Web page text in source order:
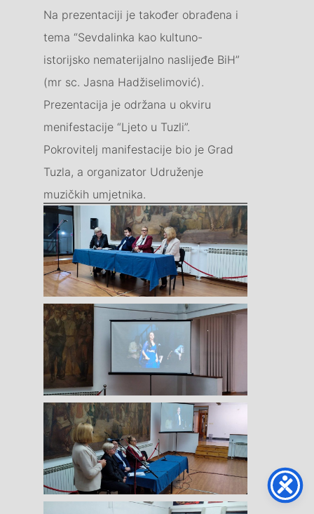
Na prezentaciji je također obrađena i
tema “Sevdalinka kao kultuno-
istorijsko nematerijalno naslijeđe BiH”
(mr sc. Jasna Hadžiselimović).
Prezentacija je održana u okviru
menifestacije “Ljeto u Tuzli”.
Pokrovitelj manifestacije bio je Grad
Tuzla, a organizator Udruženje
muzičkih umjetnika.